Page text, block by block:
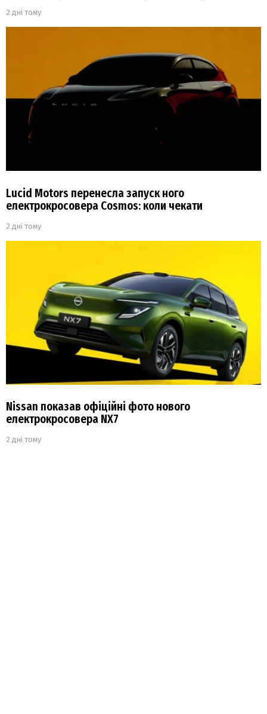
2 дні тому
Lucid Motors перенесла запуск ного
електрокросовера Cosmos: коли чекати
2 дні тому
Nissan показав офіційні фото нового
електрокросовера NX7
2 дні тому